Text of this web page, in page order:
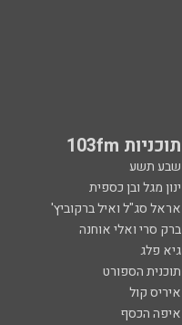
תוכניות 103fm
שבע תשע
ינון מגל ובן כספית
אראל סג"ל ואיל ברקוביץ'
ברק סרי ואלי אוחנה
גיא פלג
תוכנית הספורט
איריס קול
איפה הכסף